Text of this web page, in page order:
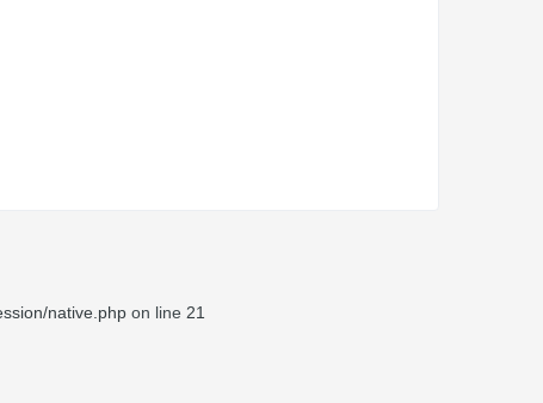
native.php on line 21